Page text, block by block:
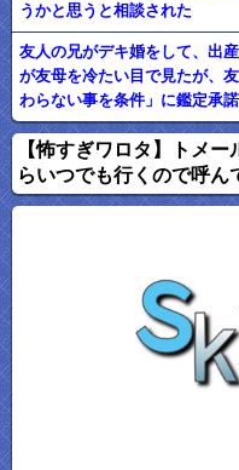
うかと思うと相談された
友人の兄がデキ婚をして、出
が友母を冷たい目で見たが、
わらない事を条件」に鑑定承
【怖すぎワロタ】トメ
らいつでも行くので呼ん